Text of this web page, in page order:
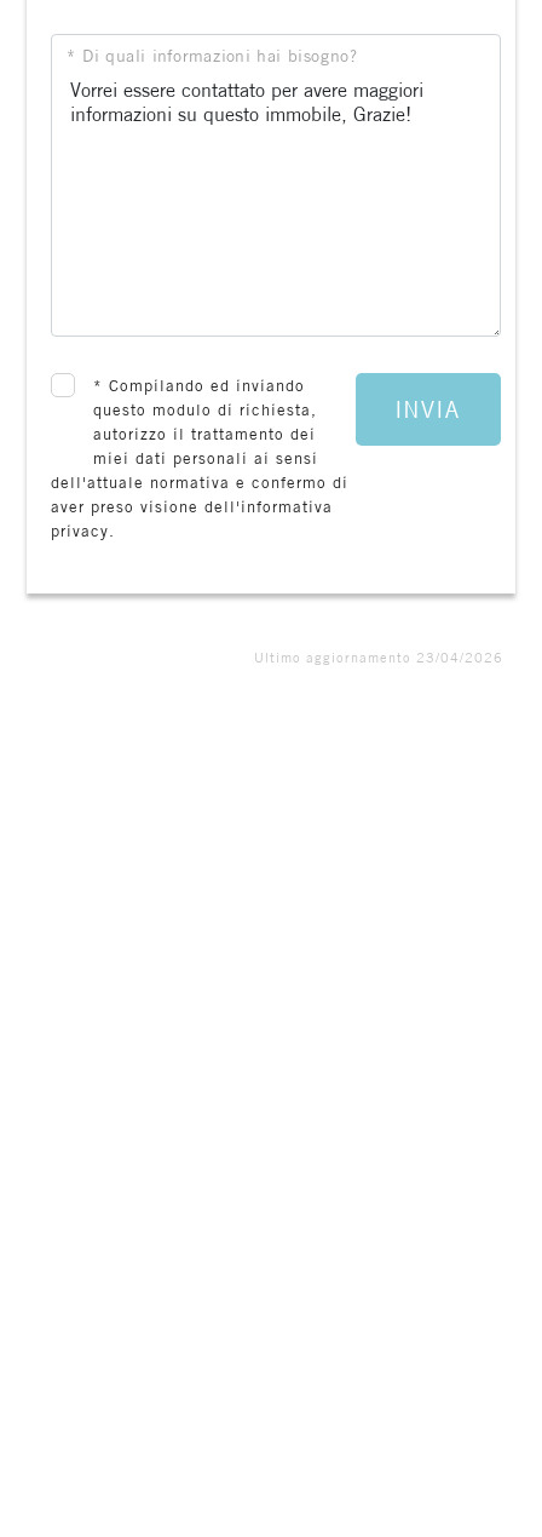
* Di quali informazioni hai bisogno?
*Compilando ed inviando
questo modulo di richiesta,
autorizzo il trattamento dei
miei dati personali ai sensi
dell'attuale normativa e confermo di
aver preso visione dell'informativa
privacy.
INVIA
Ultimo aggiornamento 23/04/2026